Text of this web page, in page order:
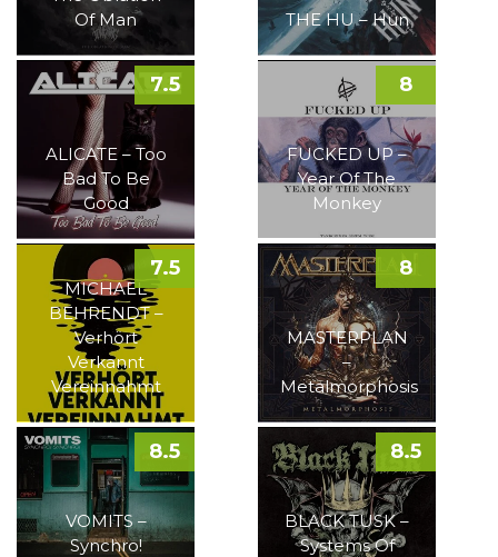
Of Man
THE HU – Hun
ALICATE – Too
Bad To Be
Good
7.5
FUCKED UP –
Year Of The
Monkey
8
MICHAEL
BEHRENDT –
Verhört
Verkannt
Vereinnahmt
7.5
MASTERPLAN
–
Metalmorphosis
8
VOMITS –
Synchro!
8.5
BLACK TUSK –
Systems Of
8.5